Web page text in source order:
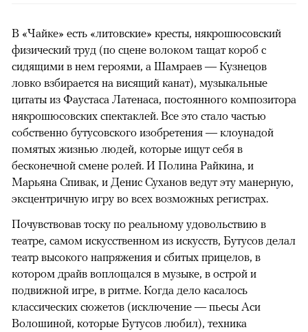
В «Чайке» есть «литовские» кресты, някрошюсовский
физический труд (по сцене волоком тащат короб с
сидящими в нем героями, а Шамраев — Кузнецов
ловко взбирается на висящий канат), музыкальные
цитаты из Фаустаса Латенаса, постоянного композитора
някрошюсовских спектаклей. Все это стало частью
собственно бутусовского изобретения — клоунадой
помятых жизнью людей, которые ищут себя в
бесконечной смене ролей. И Полина Райкина, и
Марьяна Спивак, и Денис Суханов ведут эту манерную,
эксцентричную игру во всех возможных регистрах.
Почувствовав тоску по реальному удовольствию в
театре, самом искусственном из искусств, Бутусов делал
театр высокого напряжения и сбитых прицелов, в
котором драйв воплощался в музыке, в острой и
подвижной игре, в ритме. Когда дело касалось
классических сюжетов (исключение — пьесы Аси
Волошиной, которые Бутусов любил), техника